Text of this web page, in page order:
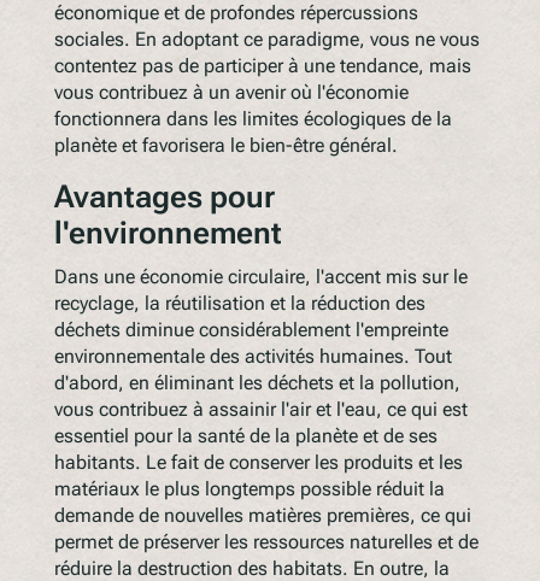
économique et de profondes répercussions
sociales. En adoptant ce paradigme, vous ne vous
contentez pas de participer à une tendance, mais
vous contribuez à un avenir où l'économie
fonctionnera dans les limites écologiques de la
planète et favorisera le bien-être général.
Avantages pour
l'environnement
Dans une économie circulaire, l'accent mis sur le
recyclage, la réutilisation et la réduction des
déchets diminue considérablement l'empreinte
environnementale des activités humaines. Tout
d'abord, en éliminant les déchets et la pollution,
vous contribuez à assainir l'air et l'eau, ce qui est
essentiel pour la santé de la planète et de ses
habitants. Le fait de conserver les produits et les
matériaux le plus longtemps possible réduit la
demande de nouvelles matières premières, ce qui
permet de préserver les ressources naturelles et de
réduire la destruction des habitats. En outre, la